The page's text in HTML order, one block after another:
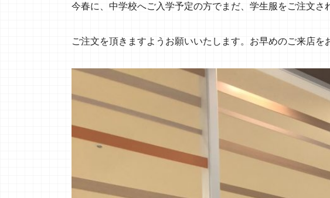
今春に、中学校へご入学予定の方でまだ、学生服をご注文さ
ご注文を頂きますようお願いいたします。お早めのご来店を